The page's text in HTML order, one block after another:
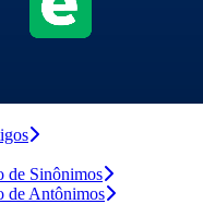
de Sinônimos
de Antônimos